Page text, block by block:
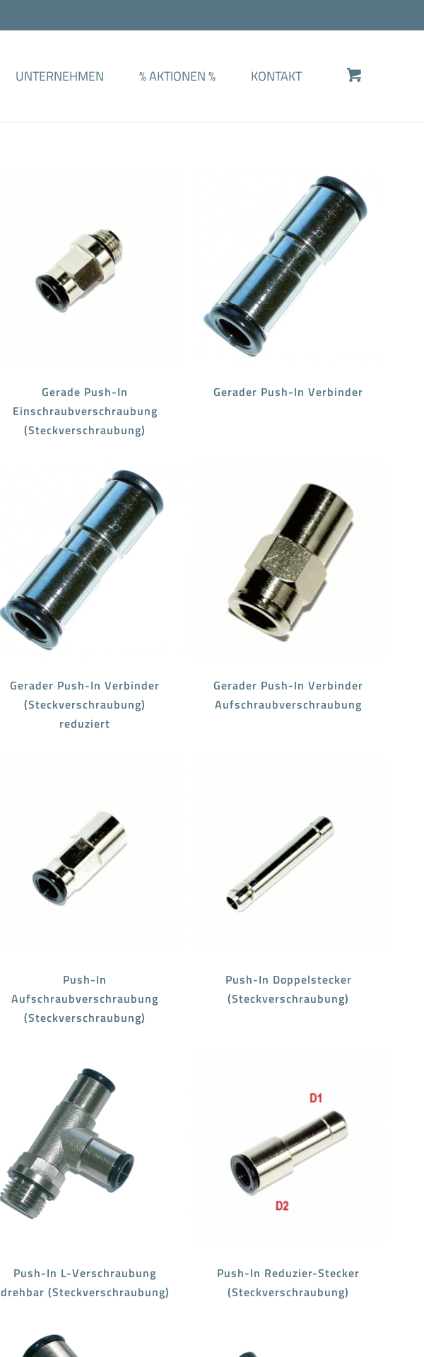
UNTERNEHMEN %AKTIONEN% KONTAKT
Gerade Push-In
Einschraubverschraubung
(Steckverschraubung)
Gerader Push-In Verbinder
Gerader Push-In Verbinder
(Steckverschraubung)
reduziert
Gerader Push-In Verbinder
Aufschraubverschraubung
Push-In
Aufschraubverschraubung
(Steckverschraubung)
Push-In Doppelstecker
(Steckverschraubung)
Push-In L-Verschraubung
drehbar (Steckverschraubung)
Push-In Reduzier-Stecker
(Steckverschraubung)